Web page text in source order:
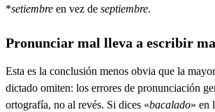
*setiembre en vez de septiembre.
Pronunciar mal lleva a escribir
Esta es la conclusión menos obvia que la
dictado omiten: los errores de pronunciación
ortografía, no al revés. Si dices «bacalado» en